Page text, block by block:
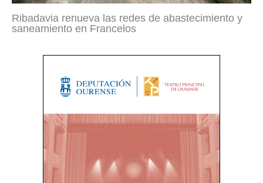
Ribadavia renueva las redes de abastecimiento y
saneamiento en Francelos